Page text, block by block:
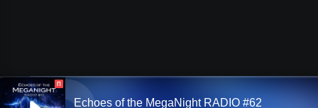
П
Echoes of the MegaNight RADIO #62